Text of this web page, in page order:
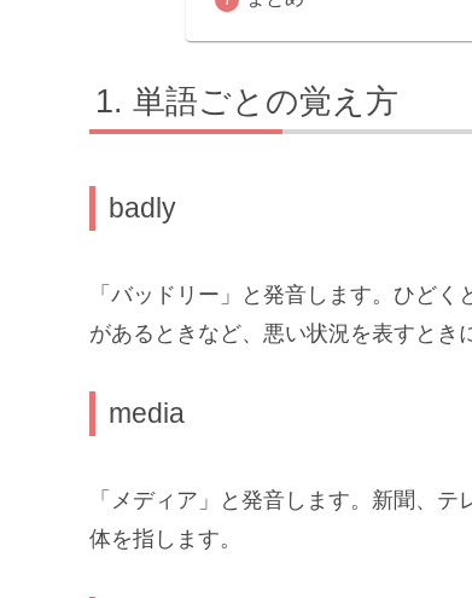
単語ごとの覚え方
badly
「バッドリー」と発音します。ひど
があるときなど、悪い状況を表すとき
media
「メディア」と発音します。新聞、
体を指します。